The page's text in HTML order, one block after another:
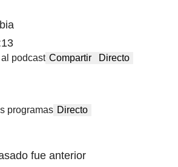
al podcast Compartir Directo
programas Directo
fue anterior